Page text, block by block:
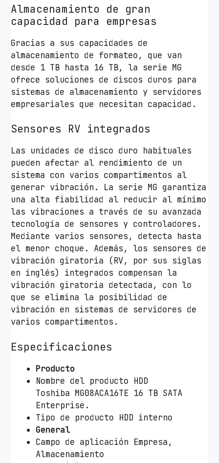
Almacenamiento de gran
capacidad para empresas
Gracias a sus capacidades de
almacenamiento de formateo, que van
desde 1 TB hasta 16 TB, la serie MG
ofrece soluciones de discos duros para
sistemas de almacenamiento y servidores
empresariales que necesitan capacidad.
Sensores RV integrados
Las unidades de disco duro habituales
pueden afectar al rendimiento de un
sistema con varios compartimentos al
generar vibración. La serie MG garantiza
una alta fiabilidad al reducir al mínimo
las vibraciones a través de su avanzada
tecnología de sensores y controladores.
Mediante varios sensores, detecta hasta
el menor choque. Además, los sensores de
vibración giratoria (RV, por sus siglas
en inglés) integrados compensan la
vibración giratoria detectada, con lo
que se elimina la posibilidad de
vibración en sistemas de servidores de
varios compartimentos.
Especificaciones
Producto
Nombre del producto HDD
Toshiba MG08ACA16TE 16 TB SATA
Enterprise.
Tipo de producto HDD interno
General
Campo de aplicación Empresa,
Almacenamiento